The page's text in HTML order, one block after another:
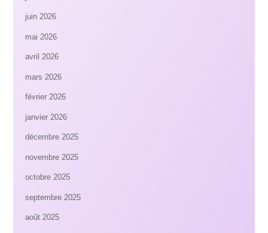
juin 2026
mai 2026
avril 2026
mars 2026
février 2026
janvier 2026
décembre 2025
novembre 2025
octobre 2025
septembre 2025
août 2025